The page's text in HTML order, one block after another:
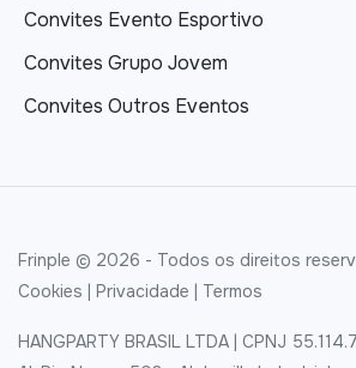
Convites Evento Esportivo
Convites Grupo Jovem
Convites Outros Eventos
Frinple © 2026 - Todos os direitos
Cookies | Privacidade | Termos
HANGPARTY BRASIL LTDA | CPNJ